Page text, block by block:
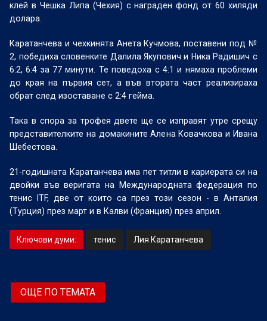
клей в Чешка Липа (Чехия) с награден фонд от 60 хиляди
долара.
Каратанчева и чехкинята Анета Кучмова, поставени под №
2, победиха словенките Далила Якупович и Ника Радишич с
6:2, 6:4 за 77 минути. Те поведоха с 4:1 и нямаха проблеми
до края на първия сет, а във втората част реализираха
обрат след изоставане с 2:4 гейма.
Така в спора за трофея двете ще се изправят утре срещу
представителките на домакините Алена Ковачкова и Ивана
Шебестова.
21-годишната Каратанчева има пет титли в кариерата си на
двойки във веригата на Международната федерация по
тенис ITF, две от които са през този сезон - в Анталия
(Турция) през март и в Калви (Франция) през април.
Ключови думи: тенис Лия Каратанчева
ОЩЕ ПО ТЕМАТА